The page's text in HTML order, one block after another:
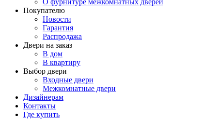
О фурнитуре межкомнатных дверей
Покупателю
Новости
Гарантия
Распродажа
Двери на заказ
В дом
В квартиру
Выбор двери
Входные двери
Межкомнатные двери
Дизайнерам
Контакты
Где купить